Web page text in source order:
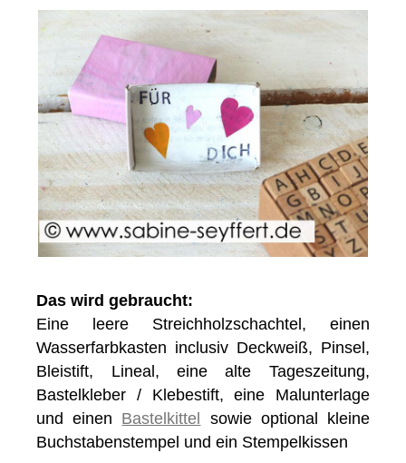
Das wird gebraucht:
Eine leere Streichholzschachtel, einen
Wasserfarbkasten inclusiv Deckweiß, Pinsel,
Bleistift, Lineal, eine alte Tageszeitung,
Bastelkleber / Klebestift, eine Malunterlage
und einen Bastelkittel
sowie optional kleine
Buchstabenstempel und ein Stempelkissen